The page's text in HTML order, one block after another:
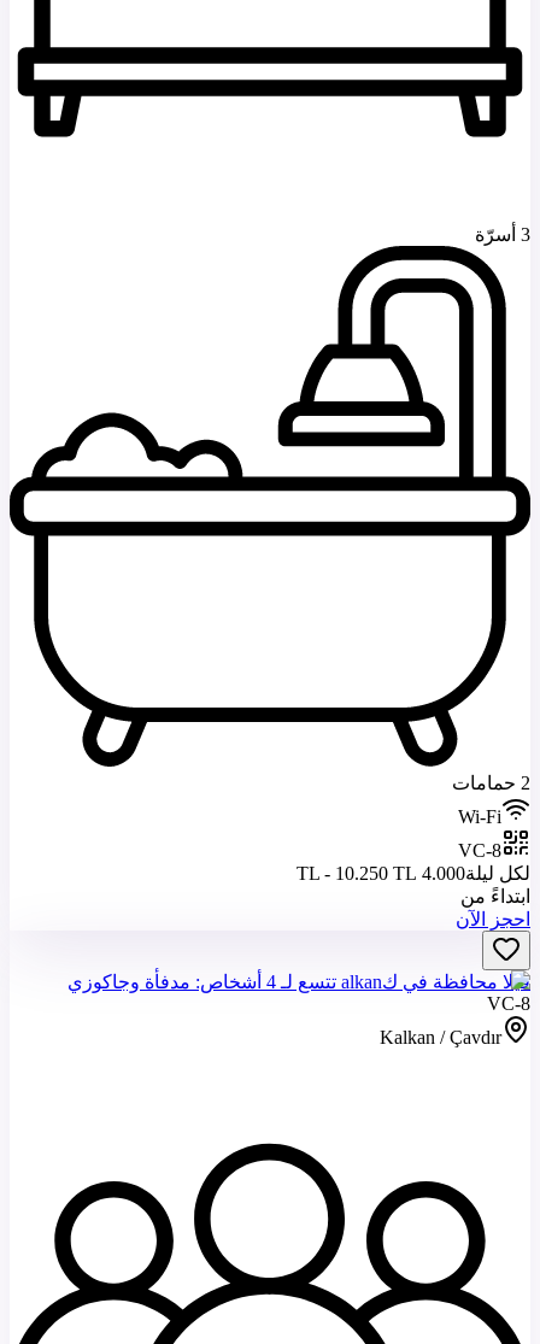
3 أسرّة
2 حمامات
Wi-Fi
VC-8
لكل ليلة4.000 TL - 10.250 TL
ابتداءً من
احجز الآن
فيلا محافظة في كalkan تتسع لـ 4 أشخاص: مدفأة وجاكوزي
VC-8
Kalkan / Çavdır